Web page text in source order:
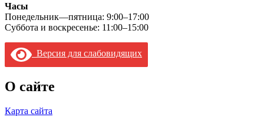
Часы
Понедельник—пятница: 9:00–17:00
Суббота и воскресенье: 11:00–15:00
Версия для слабовидящих
О сайте
Карта сайта